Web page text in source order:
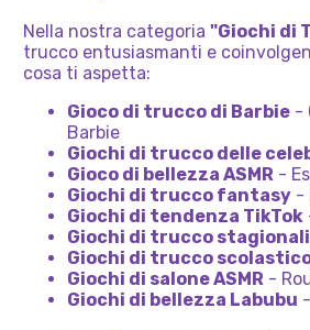
Nella nostra categoria "Giochi di
trucco entusiasmanti e
cosa ti aspetta:
Gioco di trucco di Barbie -
Barbie
Giochi di trucco delle
Gioco di bellezza ASMR -
Giochi di trucco fantasy -
Giochi di tendenza TikTok
Giochi di trucco stagionali
Giochi di trucco
Giochi di salone ASMR -
Giochi di bellezza Labubu